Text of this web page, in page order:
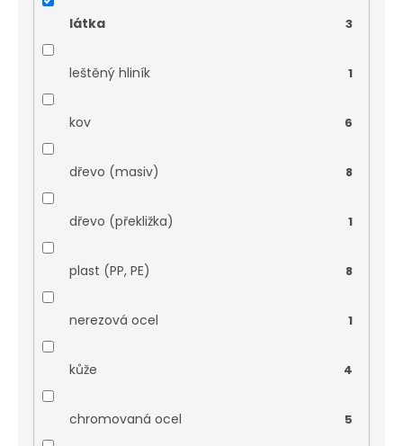
látka 3
leštěný hliník 1
kov 6
dřevo (masiv) 8
dřevo (překližka) 1
plast (PP, PE) 8
nerezová ocel 1
kůže 4
chromovaná ocel 5